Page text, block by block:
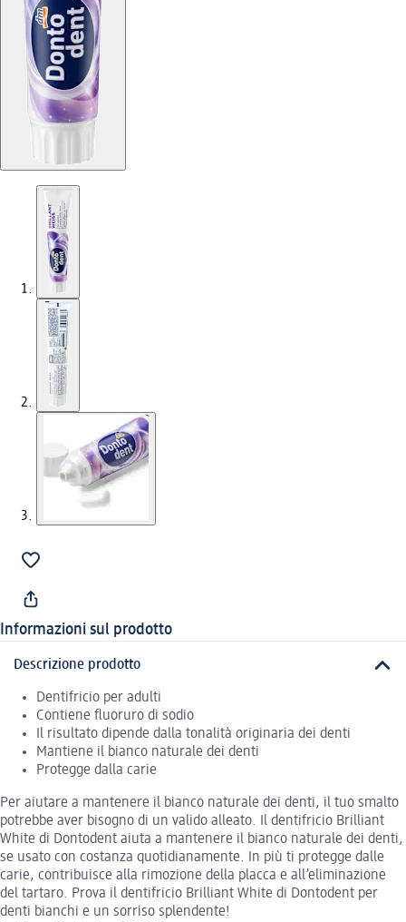
Informazioni sul prodotto
Descrizione prodotto
Dentifricio per adulti
Contiene fluoruro di sodio
Il risultato dipende dalla tonalità originaria dei denti
Mantiene il bianco naturale dei denti
Protegge dalla carie
Per aiutare a mantenere il bianco naturale dei denti, il tuo smalto
potrebbe aver bisogno di un valido alleato. Il dentifricio Brilliant
White di Dontodent aiuta a mantenere il bianco naturale dei denti,
se usato con costanza quotidianamente. In più ti protegge dalle
carie, contribuisce alla rimozione della placca e all’eliminazione
del tartaro. Prova il dentifricio Brilliant White di Dontodent per
denti bianchi e un sorriso splendente!